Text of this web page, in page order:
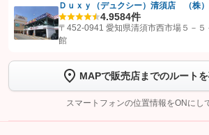
【STEP1】認証画面でグーネットを友だち追加して
します
【STEP2】 トーク画面で
完了してください。
こちら
Ｄｕｘｙ（デュクシー）清須店 （株
4.9584件
〒452-0941 愛知県清須市西市場５－
館
MAPで販売店までのルート
スマートフォンの位置情報をONにし